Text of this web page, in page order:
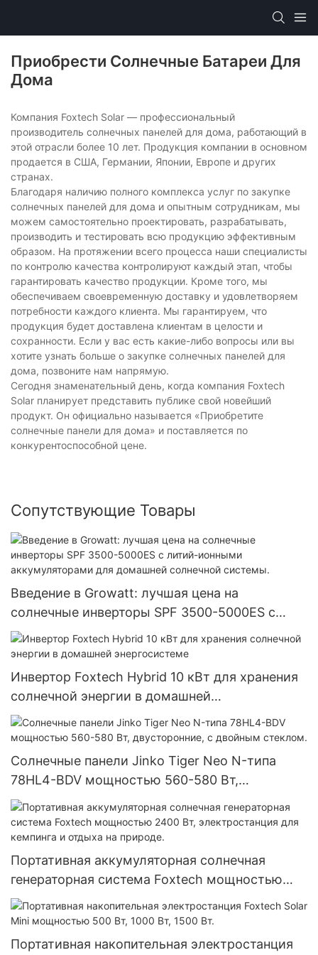
Приобрести Солнечные Батареи Для
Дома
Компания Foxtech Solar — профессиональный
производитель солнечных панелей для дома, работающий в
этой отрасли более 10 лет. Продукция компании в основном
продается в США, Германии, Японии, Европе и других
странах.
Благодаря наличию полного комплекса услуг по закупке
солнечных панелей для дома и опытным сотрудникам, мы
можем самостоятельно проектировать, разрабатывать,
производить и тестировать всю продукцию эффективным
образом. На протяжении всего процесса наши специалисты
по контролю качества контролируют каждый этап, чтобы
гарантировать качество продукции. Кроме того, мы
обеспечиваем своевременную доставку и удовлетворяем
потребности каждого клиента. Мы гарантируем, что
продукция будет доставлена ​​клиентам в целости и
сохранности. Если у вас есть какие-либо вопросы или вы
хотите узнать больше о закупке солнечных панелей для
дома, позвоните нам напрямую.
Сегодня знаменательный день, когда компания Foxtech
Solar планирует представить публике свой новейший
продукт. Он официально называется «Приобретите
солнечные панели для дома» и поставляется по
конкурентоспособной цене.
Сопутствующие Товары
Введение в Growatt: лучшая цена на
солнечные инверторы SPF 3500-5000ES с
литий-ионными аккумуляторами для
домашней солнечной системы.
Инвертор Foxtech Hybrid 10 кВт для хранения
солнечной энергии в домашней
энергосистеме
Солнечные панели Jinko Tiger Neo N-типа
78HL4-BDV мощностью 560-580 Вт,
двусторонние, с двойным стеклом.
Портативная аккумуляторная солнечная
генераторная система Foxtech мощностью
2400 Вт, электростанция для кемпинга и
отдыха на природе.
Портативная накопительная электростанция